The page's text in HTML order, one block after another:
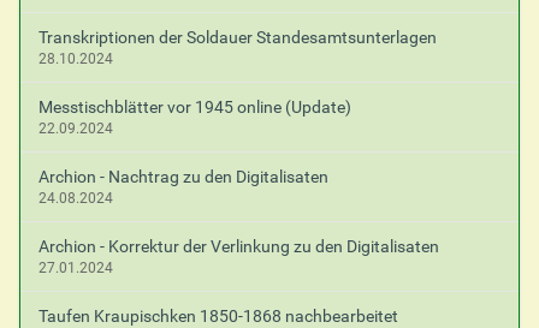
Transkriptionen der Soldauer Standesamtsunterlagen
28.10.2024
Messtischblätter vor 1945 online (Update)
22.09.2024
Archion - Nachtrag zu den Digitalisaten
24.08.2024
Archion - Korrektur der Verlinkung zu den Digitalisaten
27.01.2024
Taufen Kraupischken 1850-1868 nachbearbeitet